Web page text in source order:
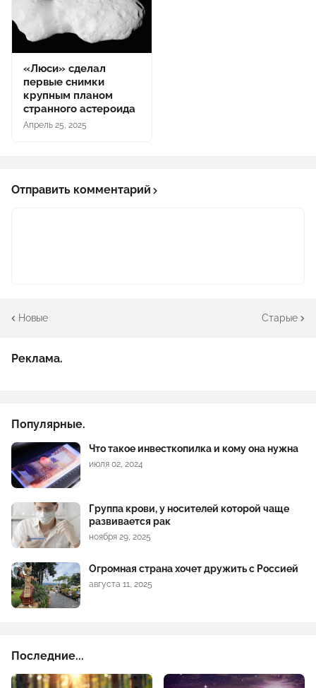
«Люси» сделал
первые снимки
крупным планом
странного астероида
Апрель 25, 2025
Отправить комментарий
Новые Старые
Реклама.
Популярные.
Что такое инвесткопилка и кому она нужна
июля 02, 2024
Группа крови, у носителей которой чаще
развивается рак
ноября 29, 2025
Огромная страна хочет дружить с Россией
августа 11, 2025
Последние...